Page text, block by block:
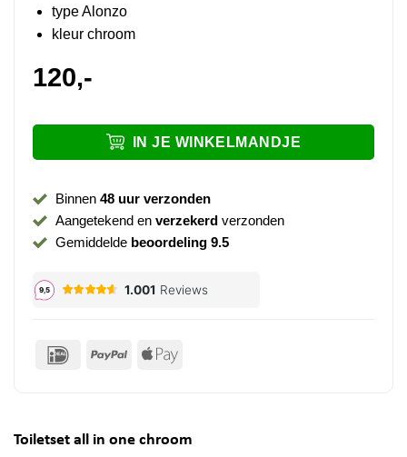
type Alonzo
kleur chroom
120,-
IN JE WINKELMANDJE
Binnen 48 uur verzonden
Aangetekend en verzekerdverzonden
Gemiddelde beoordeling 9.5
IDeal PayPal Apple
Toiletset all in one chroom